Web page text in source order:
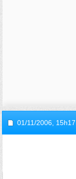
01/11/2006, 15h17